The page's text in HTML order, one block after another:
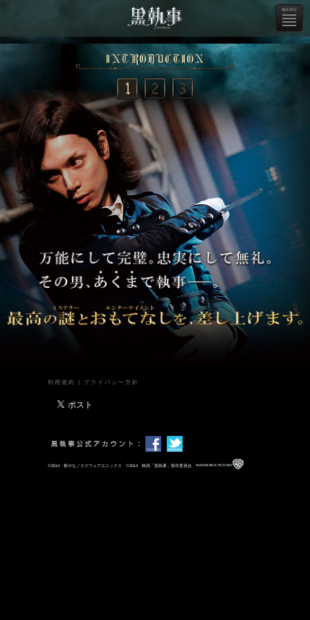
利用規約 プライバシー方針
©2014 枢やな／スクウェアエニックス ©2014 映画「黒執事」製作委員会